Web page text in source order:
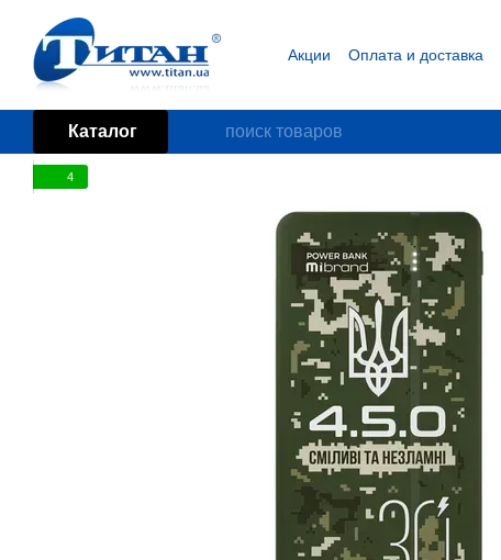
Перейти к основному контенту
Акции Оплата и доставка
Каталог
4